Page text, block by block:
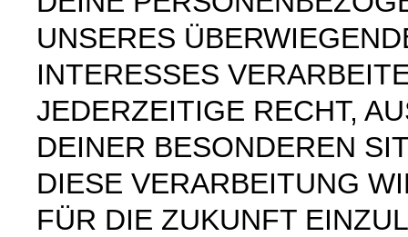
UNSERES
INTERESSES
JEDERZEITIGE RECHT,
DEINER BESONDEREN
DIESE VERARBEITUNG
FÜR DIE ZUKUNFT